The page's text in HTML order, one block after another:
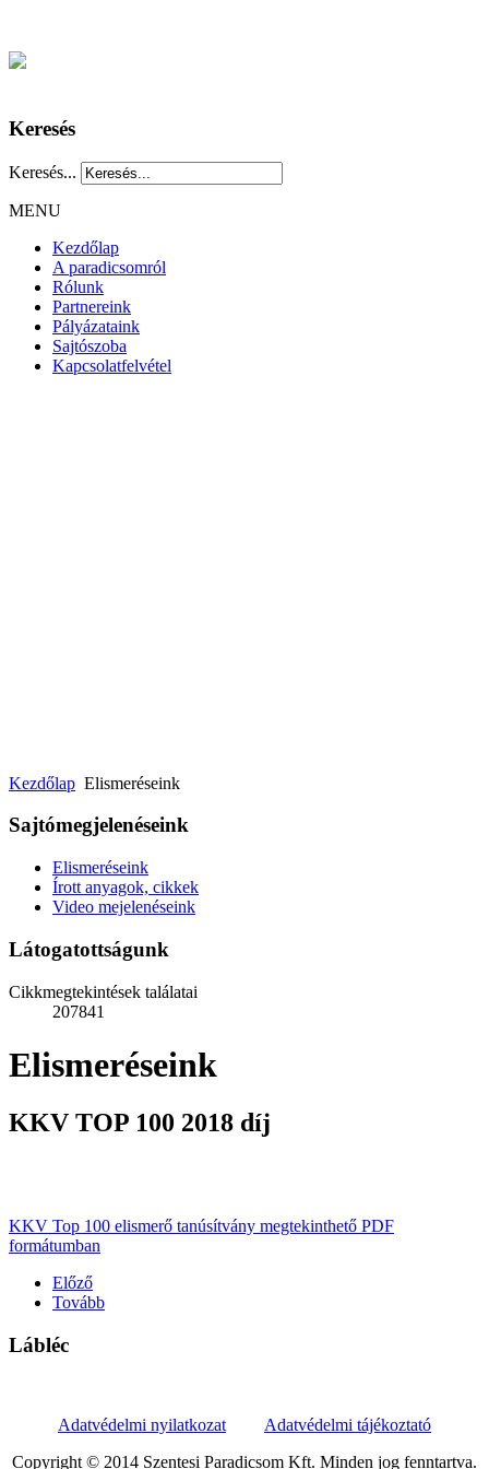
Keresés
Keresés...
MENU
Kezdőlap
A paradicsomról
Rólunk
Partnereink
Pályázataink
Sajtószoba
Kapcsolatfelvétel
Kezdőlap Elismeréseink
Sajtómegjelenéseink
Elismeréseink
Írott anyagok, cikkek
Video mejelenéseink
Látogatottságunk
Cikkmegtekintések találatai
207841
Elismeréseink
KKV TOP 100 2018 díj
KKV Top 100 elismerő tanúsítvány megtekinthető PDF
formátumban
Előző
Tovább
Lábléc
Adatvédelmi nyilatkozat
Adatvédelmi tájékoztató
Copyright © 2014 Szentesi Paradicsom Kft. Minden jog fenntartva.